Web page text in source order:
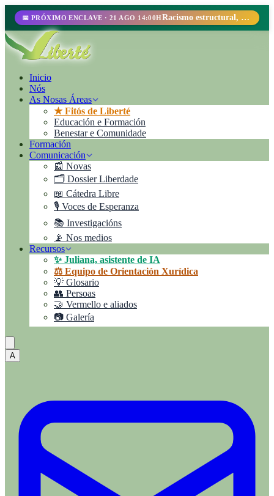
📅 PRÓXIMO ENCLAVE · 21 AGO 14:00H Racismo estructural, perfilamiento racial y abolicionismo carcelario.
Inicio
Nós
As Nosas Áreas
★ Fitós de Liberté
Educación e Formación
Benestar e Comunidade
Formación
Comunicación
📰 Novas
🗂️ Dossier Liberdade
📖 Cátedra Libre
🎙️ Voces de Esperanza
📚 Investigacións
📡 Nos medios
Recursos
✨ Juliana, asistente de IA
⚖️ Equipo de Orientación Xurídica
💡 Glosario
👥 Persoas
🤝 Vermello e aliados
📷 Galería
A